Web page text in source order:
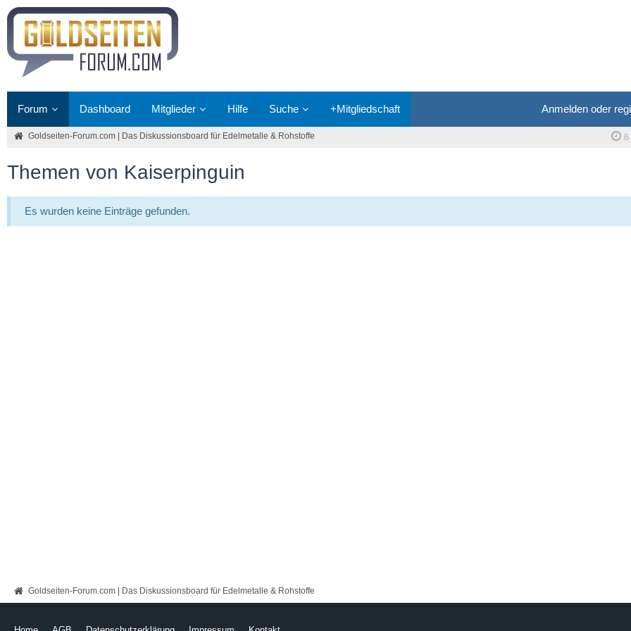
Forum Dashboard Mitglieder Hilfe Suche +Mitgliedschaft Anmelden oder
Goldseiten-Forum.com | Das Diskussionsboard für Edelmetalle & Rohstoffe
Goldseiten-Forum.com | Das Diskussionsboard für Edelmetalle & Rohstoffe
Themen von Kaiserpinguin
Es wurden keine Einträge gefunden.